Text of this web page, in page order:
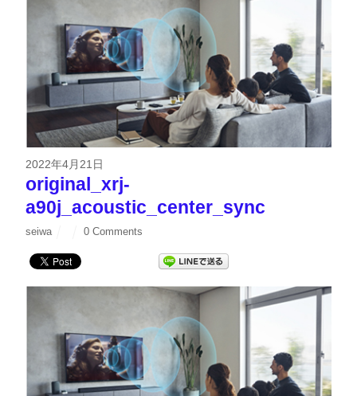
2022年4月21日
original_xrj-
a90j_acoustic_center_sync
seiwa 0 Comments